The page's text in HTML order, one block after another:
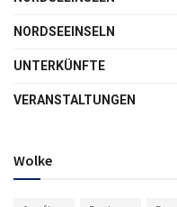
NORDSEEINSELN
UNTERKÜNFTE
VERANSTALTUNGEN
Wolke